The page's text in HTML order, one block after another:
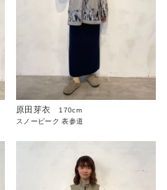
原田芽衣
170cm
スノーピーク 表参道